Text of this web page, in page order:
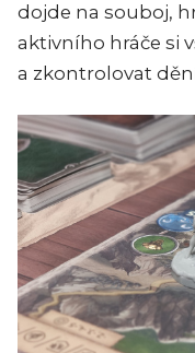
dojde na souboj,
aktivního hráče si
a zkontrolovat